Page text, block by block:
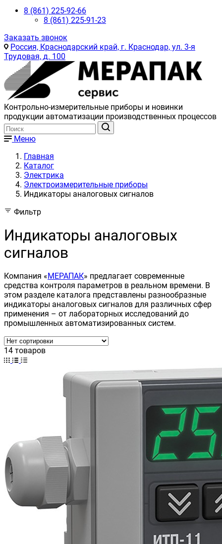
8 (861) 225-92-66
8 (861) 225-91-23
Заказать звонок
Россия, Краснодарский край, г. Краснодар, ул. 3-я
Трудовая, д. 100
Контрольно-измерительные приборы и новинки
продукции автоматизации производственных процессов
Меню
Главная
Каталог
Электрика
Электроизмерительные приборы
Индикаторы аналоговых сигналов
Фильтр
Индикаторы аналоговых
сигналов
Компания «МЕРАПАК» предлагает современные
средства контроля параметров в реальном времени. В
этом разделе каталога представлены разнообразные
индикаторы аналоговых сигналов для различных сфер
применения – от лабораторных исследований до
промышленных автоматизированных систем.
14 товаров